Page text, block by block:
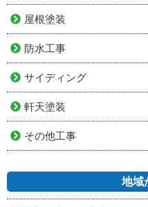
屋根塗装
防水工事
サイディング
軒天塗装
その他工事
地域